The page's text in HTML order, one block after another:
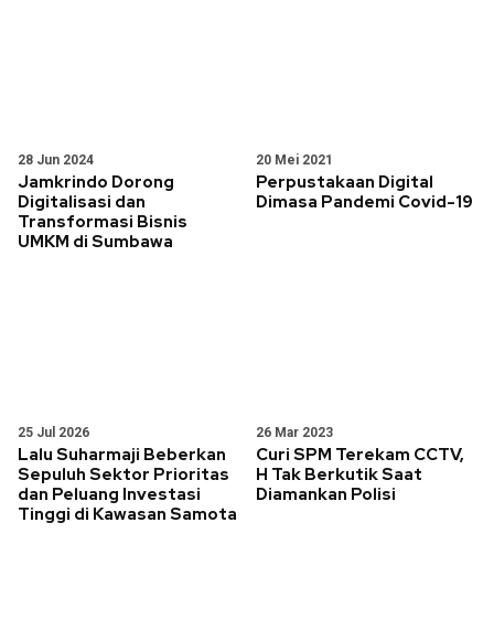
28 Jun 2024
Jamkrindo Dorong
Digitalisasi dan
Transformasi Bisnis
UMKM di Sumbawa
20 Mei 2021
Perpustakaan Digital
Dimasa Pandemi Covid-19
25 Jul 2026
Lalu Suharmaji Beberkan
Sepuluh Sektor Prioritas
dan Peluang Investasi
Tinggi di Kawasan Samota
26 Mar 2023
Curi SPM Terekam CCTV,
H Tak Berkutik Saat
Diamankan Polisi